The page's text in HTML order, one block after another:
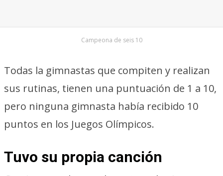
Campeona de seis 10
Todas la gimnastas que compiten y realizan
sus rutinas, tienen una puntuación de 1 a 10,
pero ninguna gimnasta había recibido 10
puntos en los Juegos Olímpicos.
Tuvo su propia canción